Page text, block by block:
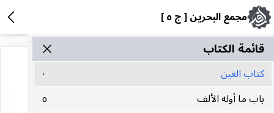
مجمع البحرين [ ج ٥ ]
قائمة الکتاب
كتاب الغين
٠
باب ما أوله الألف
٥